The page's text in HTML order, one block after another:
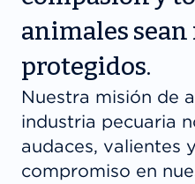
animales sean
protegidos.
Nuestra misión de
industria pecuaria
audaces, valientes
compromiso en